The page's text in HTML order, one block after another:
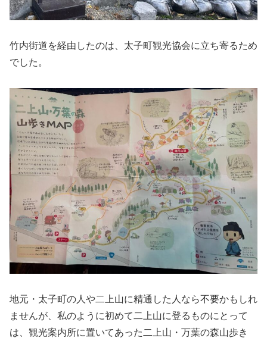
竹内街道を経由したのは、太子町観光協会に立ち寄るため
でした。
地元・太子町の人や二上山に精通した人なら不要かもしれ
ませんが、私のように初めて二上山に登るものにとって
は、観光案内所に置いてあった二上山・万葉の森山歩き